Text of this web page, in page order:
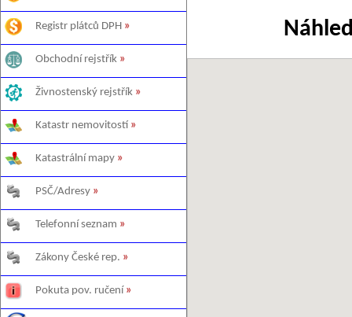
Registr plátců DPH »
Obchodní rejstřík »
Živnostenský rejstřík »
Katastr nemovitostí »
Katastrální mapy »
PSČ/Adresy »
Telefonní seznam »
Zákony České rep. »
Pokuta pov. ručení »